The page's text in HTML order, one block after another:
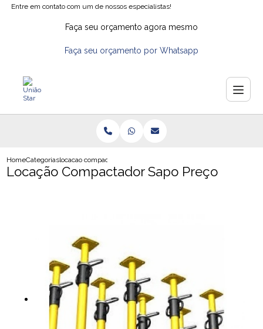
Entre em contato com um de nossos especialistas!
Faça seu orçamento agora mesmo
Faça seu orçamento por Whatsapp
HomeCategoriaslocacao compactador sapo preco
Locação Compactador Sapo Preço